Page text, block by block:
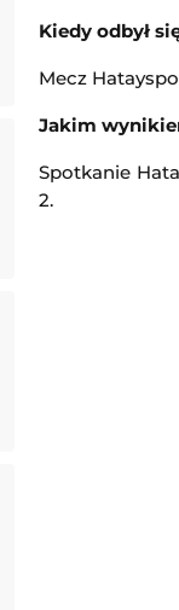
Transmisja
WTA Toronto
Kiedy odbył
Mecz
Jakim
Spotkanie
2.